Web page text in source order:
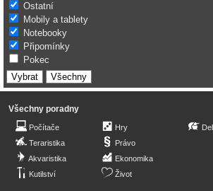
Ostatní
Mobily a tablety
Notebooky
Připomínky
Pokec
Všechny poradny
Počítače
Teraristika
Akvaristika
Kutilství
Hry
Právo
Ekonomika
Život